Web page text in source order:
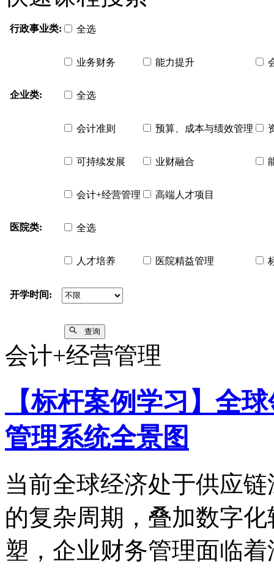
行政事业类: 全选
业务财务 能力提升
企业类: 全选
会计准则 预算、成本与绩效管理
可持续发展 业财融合
会计+经营管理 高端人才项目
医院类: 全选
人才培养 医院精益管理
开学时间:
查询
会计+经营管理
【标杆案例学习】全
管理系统全景图
当前全球经济处于供应
的复杂周期，叠加数字
塑，企业财务管理面临